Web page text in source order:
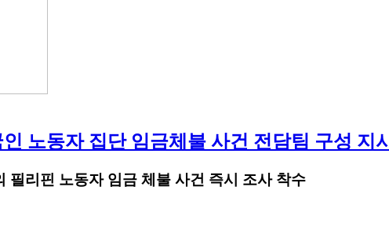
노동자 집단 임금체불 사건 전담팀 구성 지시
필리핀 노동자 임금 체불 사건 즉시 조사 착수